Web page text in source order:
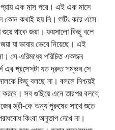
প্রায় এক মাস পরে। এই এক মাসে
কোন কথাই হয় নি। শুটিং করে এসে
শুয়ে থাকে জয়া। ফয়সালো কিছু বলে
যা ভাবার ভেবে নিয়েছে। এই
সে এরিমধ্যে পরিচিত একজন
এর প্রসেসটা যত দ্রুত সম্ভব সে
কিছু বলছে না। বললে নিশ্চয়ই
সব গুছিয়ে এনে তারপর বলবে;
স্ত্রী-কে অন্য পুরুষের সাথে শুতে
কিংবা অনুতাপ দেখে না।